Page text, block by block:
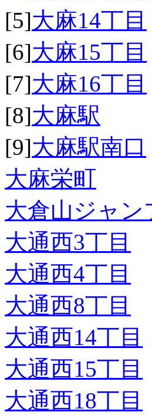
[5]大麻14丁目
[6]大麻15丁目
[7]大麻16丁目
[8]大麻駅
[9]大麻駅南口
大麻栄町
大倉山ジャン
大通西3丁目
大通西4丁目
大通西8丁目
大通西14丁目
大通西15丁目
大通西18丁目